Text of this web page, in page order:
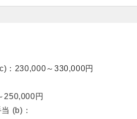
：230,000～330,000円
250,000円
(b)：